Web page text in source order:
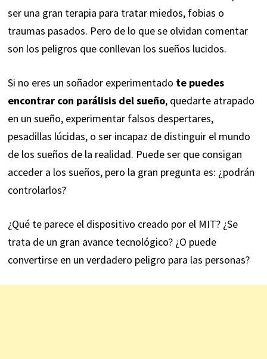
ser una gran terapia para tratar miedos, fobias o
traumas pasados. Pero de lo que se olvidan comentar
son los peligros que conllevan los sueños lucidos.
Si no eres un soñador experimentado te puedes
encontrar con parálisis del sueño, quedarte atrapado
en un sueño, experimentar falsos despertares,
pesadillas lúcidas, o ser incapaz de distinguir el mundo
de los sueños de la realidad. Puede ser que consigan
acceder a los sueños, pero la gran pregunta es: ¿podrán
controlarlos?
¿Qué te parece el dispositivo creado por el MIT? ¿Se
trata de un gran avance tecnológico? ¿O puede
convertirse en un verdadero peligro para las personas?